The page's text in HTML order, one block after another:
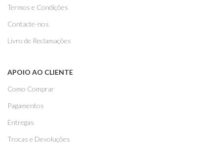
Termos e Condições
Contacte-nos
Livro de Reclamações
APOIO AO CLIENTE
Como Comprar
Pagamentos
Entregas
Trocas e Devoluções